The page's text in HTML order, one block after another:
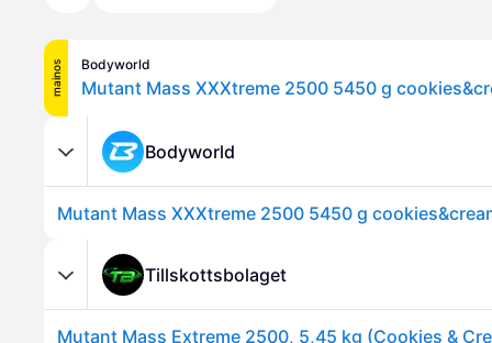
mainos Bodyworld
Mutant Mass XXXtreme 2500 5450 g
Bodyworld
Mutant Mass XXXtreme 2500 5450 g
Tillskottsbolaget
Mutant Mass Extreme 2500, 5,45 kg (Cookies &